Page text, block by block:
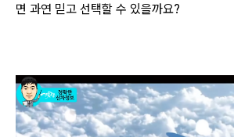
면 과연 믿고 선택할 수 있을까요?